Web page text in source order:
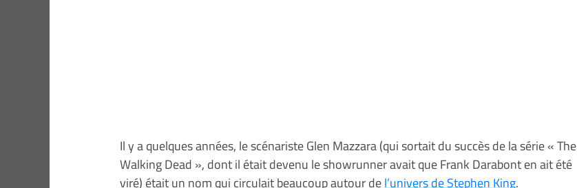
Il y a quelques années, le scénariste Glen Mazzara (qui sortait du succès de la série « The
Walking Dead », dont il était devenu le showrunner avait que Frank Darabont en ait été
viré) était un nom qui circulait beaucoup autour del’univers de Stephen King.